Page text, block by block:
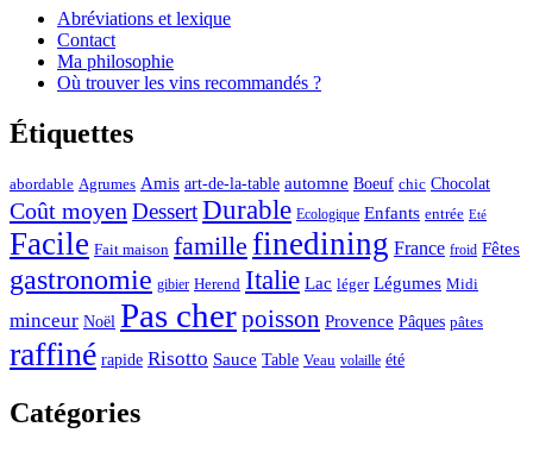
Abréviations et lexique
Contact
Ma philosophie
Où trouver les vins recommandés ?
Étiquettes
abordable Agrumes Amis art-de-la-table automne Boeuf chic Chocolat
Coût moyenDessertDurable Ecologique Enfants entrée Eté
Facile Fait maison famille finedining France froid Fêtes
gastronomie gibier Herend Italie Lac léger Légumes Midi
minceur Noël Pas cherpoisson Provence Pâques pâtes
raffiné rapide Risotto Sauce Table Veau volaille été
Catégories